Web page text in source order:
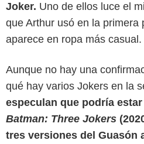
Joker. Uno de ellos luce el
que Arthur usó en la primera
aparece en ropa más casual.
Aunque no hay una
qué hay varios Jokers en la
especulan que podría
Batman: Three Jokers
tres versiones del Guasón